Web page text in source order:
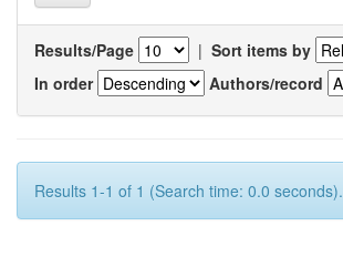
Results/Page | Sort items by
In order
Authors/record
Results 1-1 of 1 (Search time: 0.0 seconds).